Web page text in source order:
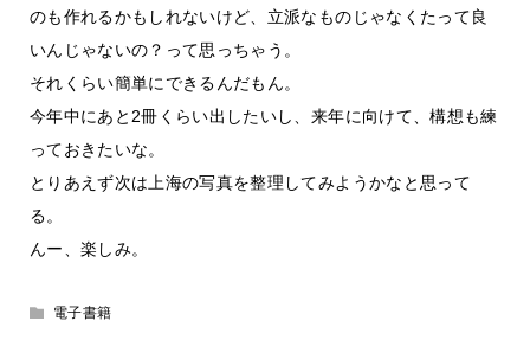
のも作れるかもしれないけど、立派なものじゃなくたって良
いんじゃないの？って思っちゃう。
それくらい簡単にできるんだもん。
今年中にあと2冊くらい出したいし、来年に向けて、構想も練
っておきたいな。
とりあえず次は上海の写真を整理してみようかなと思って
る。
んー、楽しみ。
電子書籍